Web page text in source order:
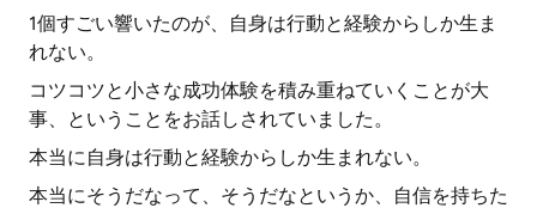
1個すごい響いたのが、自身は行動と経験からしか生ま
れない。
コツコツと小さな成功体験を積み重ねていくことが大
事、ということをお話しされていました。
本当に自身は行動と経験からしか生まれない。
本当にそうだなって、そうだなというか、自信を持ちた